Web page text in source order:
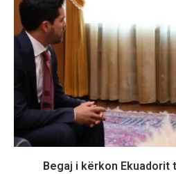
Begaj i kërkon Ekuadorit